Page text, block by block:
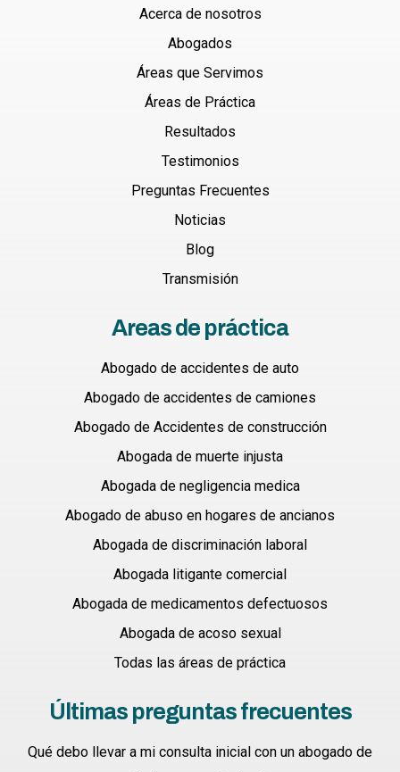
Acerca de nosotros
Abogados
Áreas que Servimos
Áreas de Práctica
Resultados
Testimonios
Preguntas Frecuentes
Noticias
Blog
Transmisión
Areas de práctica
Abogado de accidentes de auto
Abogado de accidentes de camiones
Abogado de Accidentes de construcción
Abogada de muerte injusta
Abogada de negligencia medica
Abogado de abuso en hogares de ancianos
Abogada de discriminación laboral
Abogada litigante comercial
Abogada de medicamentos defectuosos
Abogada de acoso sexual
Todas las áreas de práctica
Últimas preguntas frecuentes
Qué debo llevar a mi consulta inicial con un abogado de